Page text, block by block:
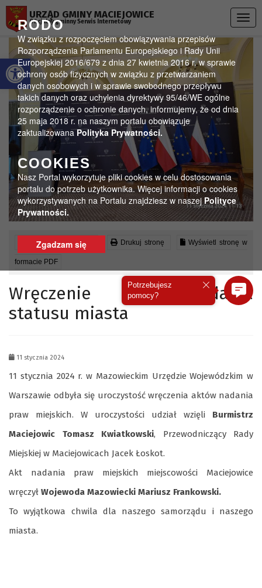
Otwórz pasek narzędzi
RODO
W związku z rozpoczęciem obowiązywania przepisów
Rozporządzenia Parlamentu Europejskiego i Rady Unii
Europejskiej 2016/679 z dnia 27 kwietnia 2016 r. w sprawie
ochrony osób fizycznych w związku z przetwarzaniem
danych osobowych i w sprawie swobodnego przepływu
takich danych oraz uchylenia dyrektywy 95/46/WE ogólne
rozporządzenie o ochronie danych, informujemy, że od dnia
25 maja 2018 r. na naszym portalu obowiązuje
zaktualizowanaPolityka Prywatności.
COOKIES
Nasz Portal wykorzytuje pliki cookies w celu dostosowania
portalu do potrzeb użytkownika. Więcej informacji o cookies
wykorzystywanych na Portalu znajdziesz w naszejPolityce
Prywatności.
Zgadzam się
URZĄD GMINY MACIEJOWICE
Oficjalny gminny Serwis Internetowy
Czytaj artykuł (lektor) Drukuj stronę Wyświetl stronę w
formacie PDF
Wręczenie aktu nadania
statusu miasta
11 stycznia 2024
11 stycznia 2024 r. w Mazowieckim Urzędzie Wojewódzkim w
Warszawie odbyła się uroczystość wręczenia aktów nadania
praw miejskich. W uroczystości udział wzięli Burmistrz
Maciejowic Tomasz Kwiatkowski, Przewodniczący Rady
Miejskiej w Maciejowicach Jacek Łoskot.
Akt nadania praw miejskich miejscowości Maciejowice
wręczył Wojewoda Mazowiecki Mariusz Frankowski.
To wyjątkowa chwila dla naszego samorządu i naszego
miasta.
Potrzebujesz
pomocy?